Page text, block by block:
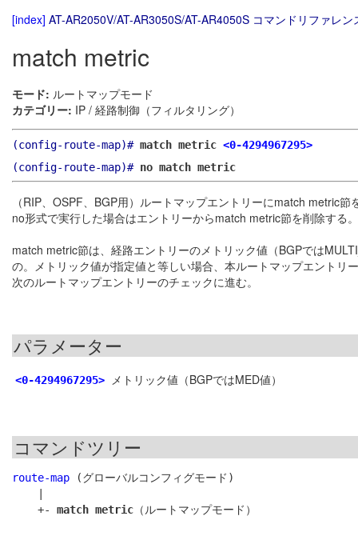
[index] AT-AR2050V/AT-AR3050S/AT-AR4050S コマンドリファレン
match metric
モード: ルートマップモード
カテゴリー: IP / 経路制御（フィルタリング）
(config-route-map)# match metric <0-4294967295>
(config-route-map)# no match metric
（RIP、OSPF、BGP用）ルートマップエントリーにmatch metric節
no形式で実行した場合はエントリーからmatch metric節を削除する。
match metric節は、経路エントリーのメトリック値（BGPでは
の。メトリック値が指定値と等しい場合、本ルートマップエント
次のルートマップエントリーのチェックに進む。
パラメーター
<0-4294967295> メトリック値（BGPではMED値）
コマンドツリー
route-map (グローバルコンフィグモード)
    +-
match metric